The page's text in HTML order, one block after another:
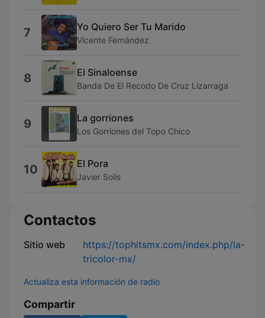
7 Yo Quiero Ser Tu Marido
Vicente Fernández
8 El Sinaloense
Banda De El Recodo De Cruz Lizarraga
9 La gorriones
Los Gorriones del Topo Chico
10 El Pora
Javier Solis
Contactos
Sitio web
https://tophitsmx.com/index.php/la-
tricolor-mx/
Actualiza esta información de radio
Compartir